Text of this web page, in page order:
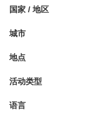
国家 / 地区
城市
地点
活动类型
语言